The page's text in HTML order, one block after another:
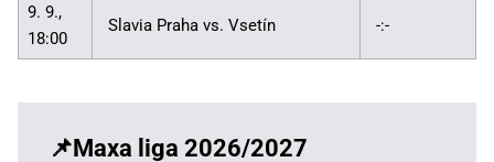
9. 9.,
18:00
Slavia Praha vs. Vsetín -:-
Maxa liga 2026/2027